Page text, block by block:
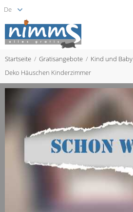
Startseite Gratisangebote Kind und Baby
Deko Häuschen Kinderzimmer